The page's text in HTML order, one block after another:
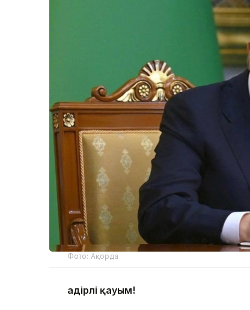
Фото: Ақорда
Қадірлі қауым!